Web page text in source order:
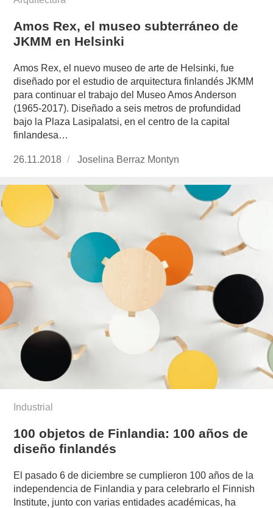
Amos Rex, el museo subterráneo de
JKMM en Helsinki
Amos Rex, el nuevo museo de arte de Helsinki, fue
diseñado por el estudio de arquitectura finlandés JKMM
para continuar el trabajo del Museo Amos Anderson
(1965-2017). Diseñado a seis metros de profundidad
bajo la Plaza Lasipalatsi, en el centro de la capital
finlandesa…
Publicado
26.11.2018
https://www.experimenta.es/author/joselina-
montyn/
Joselina Berraz Montyn
Industrial
100 objetos de Finlandia: 100 años de
diseño finlandés
El pasado 6 de diciembre se cumplieron 100 años de la
independencia de Finlandia y para celebrarlo el Finnish
Institute, junto con varias entidades académicas, ha